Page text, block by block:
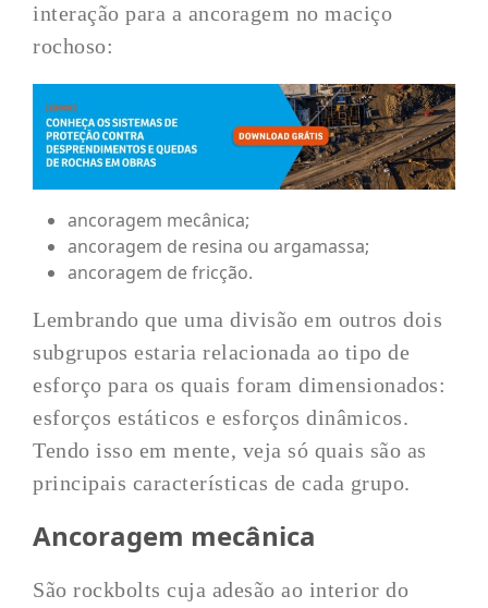
interação para a ancoragem no maciço
rochoso:
ancoragem mecânica;
ancoragem de resina ou argamassa;
ancoragem de fricção.
Lembrando que uma divisão em outros dois
subgrupos estaria relacionada ao tipo de
esforço para os quais foram dimensionados:
esforços estáticos e esforços dinâmicos.
Tendo isso em mente, veja só quais são as
principais características de cada grupo.
Ancoragem mecânica
São rockbolts cuja adesão ao interior do